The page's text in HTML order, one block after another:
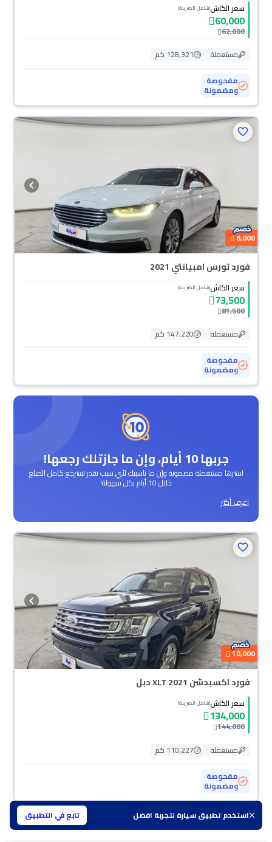
استخدم تطبيق سيارة لتجربة افضل تابع في التطبيق
سعر الكاش(شامل الضريبة)
60,000
62,000
مستعملة
128,321 كم
مفحوصة
ومضمونة
8,000
فورد تورس امبيانتي 2021
سعر الكاش(شامل الضريبة)
73,500
81,500
مستعملة
147,220 كم
مفحوصة
ومضمونة
جربها 10 أيام، وإن ما جازتلك رجعها!
اشترها مستعملة مضمونة وإن ما ناسبتك لأي سبب تقدر تسترجع كامل المبلغ
خلال 10 أيام بكل سهولة!
اعرف أكثر
10,000
فورد اكسبدشن XLT 2021 دبل
سعر الكاش(شامل الضريبة)
134,000
144,000
مستعملة
110,227 كم
مفحوصة
ومضمونة